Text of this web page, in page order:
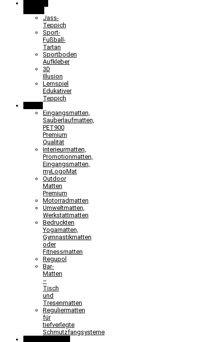
Jass-
Teppich
Sport-
Fußball-
Tartan
Sportboden
Aufkleber
3D
Illusion
Lernspiel
Edukativer
Teppich
Eingangsmatten,
Sauberlaufmatten,
PET900
Premium
Qualität
Interieurmatten,
Promotionmatten,
Eingangsmatten,
myLogoMat
Outdoor
Matten
Premium
Motorradmatten
Umweltmatten,
Werkstattmatten
Bedruckten
Yogamatten,
Gymnastikmatten
oder
Fitnessmatten
Regupol
Bar-
Matten
–
Tisch
und
Tresenmatten
Reguliermatten
für
tiefverlegte
Schmutzfangsysteme